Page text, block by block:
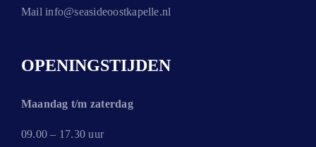
Mail info@seasideoostkapelle.nl
OPENINGSTIJDEN
Maandag t/m zaterdag
09.00 – 17.30 uur